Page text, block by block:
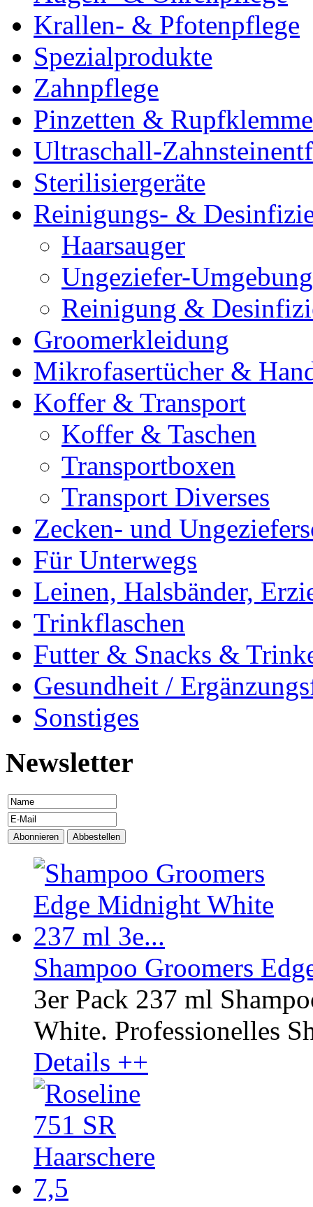
Krallen- & Pfotenpflege
Spezialprodukte
Zahnpflege
Pinzetten &
Ultraschall-
Sterilisiergeräte
Reinigungs- &
Haarsauger
Ungeziefer-
Reinigung &
Groomerkleidung
Mikrofasertücher &
Koffer & Transport
Koffer & Taschen
Transportboxen
Transport Diverses
Zecken- und
Für Unterwegs
Leinen, Halsbänder,
Trinkflaschen
Futter & Snacks &
Gesundheit /
Sonstiges
Newsletter
Shampoo Groomers
3er Pack 237 ml
White. Professionelles
Details ++